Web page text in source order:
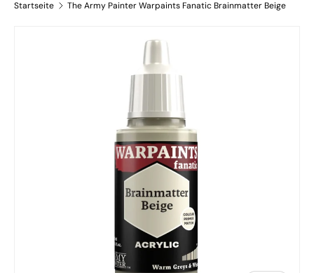
Startseite The Army Painter Warpaints Fanatic Brainmatter Beige